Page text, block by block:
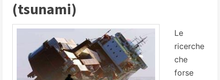
(tsunami)
Le
ricerche
che
forse